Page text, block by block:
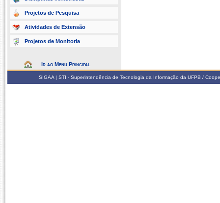
Projetos de Pesquisa
Atividades de Extensão
Projetos de Monitoria
Ir ao Menu Principal
SIGAA | STI - Superintendência de Tecnologia da Informação da UFPB /